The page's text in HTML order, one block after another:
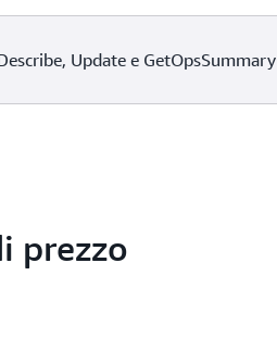
Update e GetOpsSummary
prezzo